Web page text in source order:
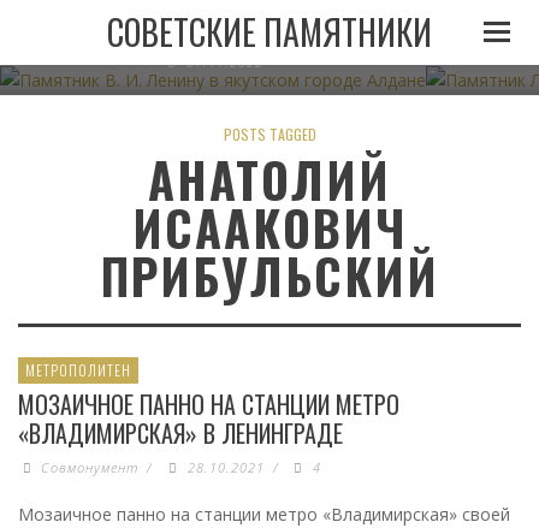
СОВЕТСКИЕ ПАМЯТНИКИ
ПАМЯТНИК В. И. ЛЕНИНУ В ЯКУТСКОМ ГОРОДЕ
АЛДАНЕ
07.11.2022
POSTS TAGGED
АНАТОЛИЙ
ИСААКОВИЧ
ПРИБУЛЬСКИЙ
МЕТРОПОЛИТЕН
МОЗАИЧНОЕ ПАННО НА СТАНЦИИ МЕТРО
«ВЛАДИМИРСКАЯ» В ЛЕНИНГРАДЕ
Совмонумент / 28.10.2021 / 4
Мозаичное панно на станции метро «Владимирская» своей